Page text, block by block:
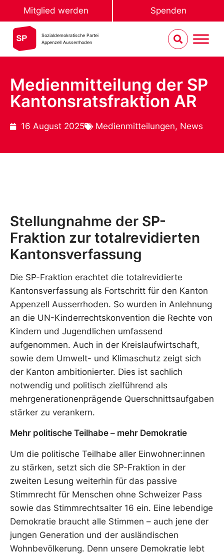
Mitglied werden Spenden
Sozialdemokratische Partei
Appenzell Ausserrhoden
Medienmitteilung der SP
Kantonsratsfraktion AR
16 August 2025 Medienmitteilungen, News
Stellungnahme der SP-
Fraktion zur totalrevidierten
Kantonsverfassung
Die SP-Fraktion erachtet die totalrevidierte
Kantonsverfassung als Fortschritt für den Kanton
Appenzell Ausserrhoden. So wurden in Anlehnung
an die UN-Kinderrechtskonvention die Rechte von
Kindern und Jugendlichen umfassend
aufgenommen. Auch in der Kreislaufwirtschaft,
sowie dem Umwelt- und Klimaschutz zeigt sich
der Kanton ambitionierter. Dies ist sachlich
notwendig und politisch zielführend als
mehrgenerationenprägende Querschnittsaufgaben
stärker zu verankern.
Mehr politische Teilhabe – mehr Demokratie
Um die politische Teilhabe aller Einwohner:innen
zu stärken, setzt sich die SP-Fraktion in der
zweiten Lesung weiterhin für das passive
Stimmrecht für Menschen ohne Schweizer Pass
sowie das Stimmrechtsalter 16 ein. Eine lebendige
Demokratie braucht alle Stimmen – auch jene der
jungen Generation und der ausländischen
Wohnbevölkerung. Denn unsere Demokratie lebt